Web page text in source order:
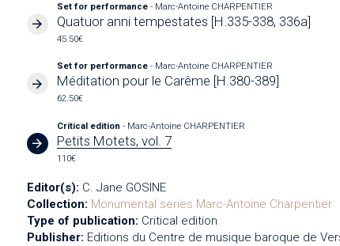
Set for performance- Marc-Antoine CHARPENTIER
Quatuor anni tempestates [H.335-338, 336a]
45.50€
Set for performance- Marc-Antoine CHARPENTIER
Méditation pour le Carême [H.380-389]
62.50€
Critical edition- Marc-Antoine CHARPENTIER
Petits Motets, vol. 7
110€
Editor(s): C. Jane GOSINE
Collection: Monumental series Marc-Antoine Charpentier
Type of publication: Critical edition
Publisher: Editions du Centre de musique baroque de